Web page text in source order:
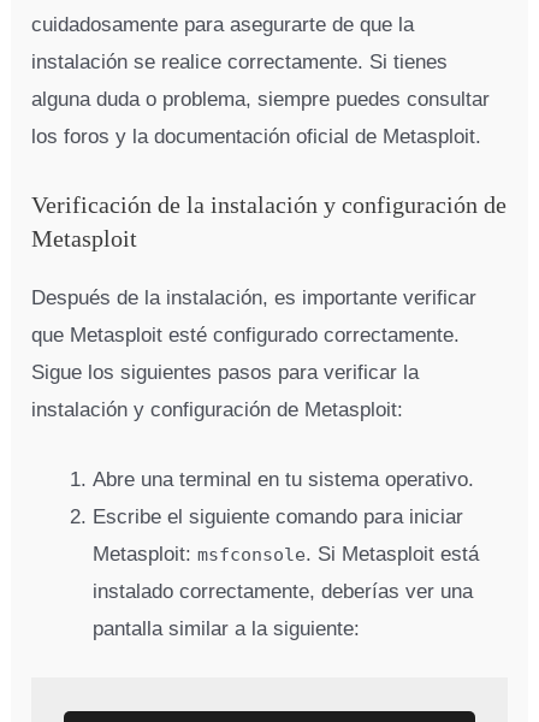
cuidadosamente para asegurarte de que la
instalación se realice correctamente. Si tienes
alguna duda o problema, siempre puedes consultar
los foros y la documentación oficial de Metasploit.
Verificación de la instalación y configuración de
Metasploit
Después de la instalación, es importante verificar
que Metasploit esté configurado correctamente.
Sigue los siguientes pasos para verificar la
instalación y configuración de Metasploit:
Abre una terminal en tu sistema operativo.
Escribe el siguiente comando para iniciar
Metasploit:msfconsole. Si Metasploit está
instalado correctamente, deberías ver una
pantalla similar a la siguiente: